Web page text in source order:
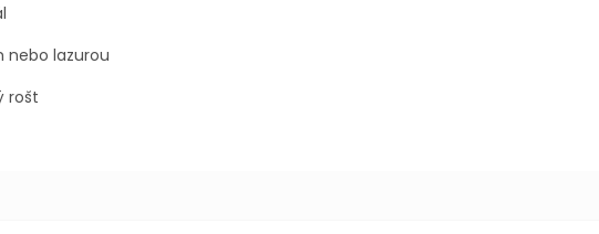
lazurou
rošt